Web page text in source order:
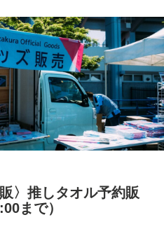
〉推しタオル予約販
まで）